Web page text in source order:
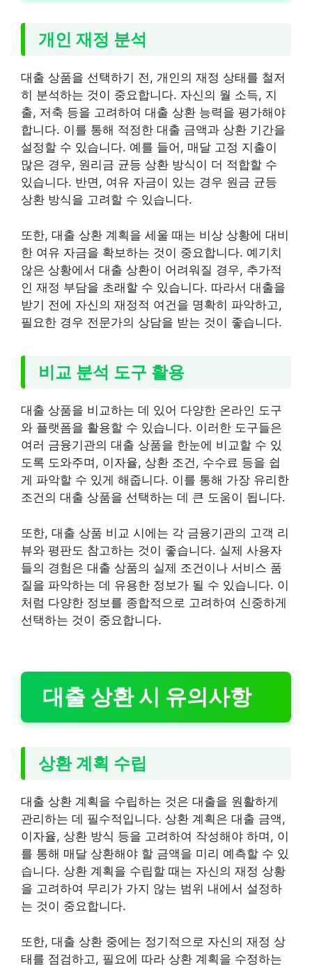
개인 재정 분석
대출 상품을 선택하기 전, 개인의 재정 상태를 철저
히 분석하는 것이 중요합니다. 자신의 월 소득, 지
출, 저축 등을 고려하여 대출 상환 능력을 평가해야
합니다. 이를 통해 적정한 대출 금액과 상환 기간을
설정할 수 있습니다. 예를 들어, 매달 고정 지출이
많은 경우, 원리금 균등 상환 방식이 더 적합할 수
있습니다. 반면, 여유 자금이 있는 경우 원금 균등
상환 방식을 고려할 수 있습니다.
또한, 대출 상환 계획을 세울 때는 비상 상황에 대비
한 여유 자금을 확보하는 것이 중요합니다. 예기치
않은 상황에서 대출 상환이 어려워질 경우, 추가적
인 재정 부담을 초래할 수 있습니다. 따라서 대출을
받기 전에 자신의 재정적 여건을 명확히 파악하고,
필요한 경우 전문가의 상담을 받는 것이 좋습니다.
비교 분석 도구 활용
대출 상품을 비교하는 데 있어 다양한 온라인 도구
와 플랫폼을 활용할 수 있습니다. 이러한 도구들은
여러 금융기관의 대출 상품을 한눈에 비교할 수 있
도록 도와주며, 이자율, 상환 조건, 수수료 등을 쉽
게 파악할 수 있게 해줍니다. 이를 통해 가장 유리한
조건의 대출 상품을 선택하는 데 큰 도움이 됩니다.
또한, 대출 상품 비교 시에는 각 금융기관의 고객 리
뷰와 평판도 참고하는 것이 좋습니다. 실제 사용자
들의 경험은 대출 상품의 실제 조건이나 서비스 품
질을 파악하는 데 유용한 정보가 될 수 있습니다. 이
처럼 다양한 정보를 종합적으로 고려하여 신중하게
선택하는 것이 중요합니다.
대출 상환 시 유의사항
상환 계획 수립
대출 상환 계획을 수립하는 것은 대출을 원활하게
관리하는 데 필수적입니다. 상환 계획은 대출 금액,
이자율, 상환 방식 등을 고려하여 작성해야 하며, 이
를 통해 매달 상환해야 할 금액을 미리 예측할 수 있
습니다. 상환 계획을 수립할 때는 자신의 재정 상황
을 고려하여 무리가 가지 않는 범위 내에서 설정하
는 것이 중요합니다.
또한, 대출 상환 중에는 정기적으로 자신의 재정 상
태를 점검하고, 필요에 따라 상환 계획을 수정하는